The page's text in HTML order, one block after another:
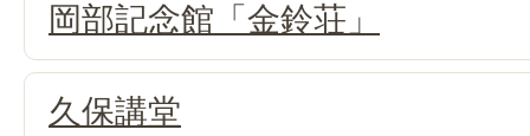
岡部記念館「金鈴荘」
久保講堂